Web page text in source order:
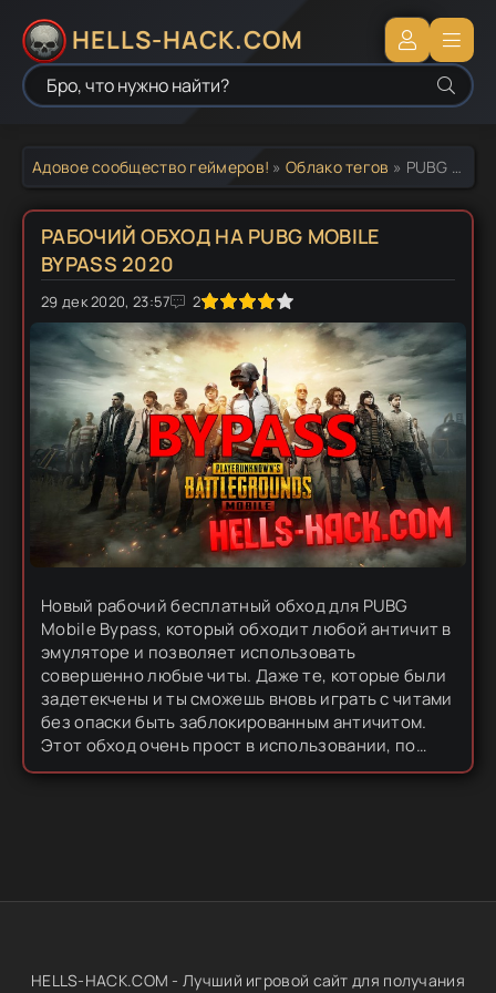
HELLS-HACK.COM
Адовое сообщество геймеров! »Облако тегов » PUBG Mobile Bypass
РАБОЧИЙ ОБХОД НА PUBG MOBILE
BYPASS 2020
29 дек 2020, 23:57 2
1 2 3 4 5
Новый рабочий бесплатный обход для PUBG
Mobile Bypass, который обходит любой античит в
эмуляторе и позволяет использовать
совершенно любые читы. Даже те, которые были
задетекчены и ты сможешь вновь играть с читами
без опаски быть заблокированным античитом.
Этот обход очень прост в использовании, по
скольку выполнен в exe формате и запускается с
HELLS-HACK.COM - Лучший игровой сайт для получания